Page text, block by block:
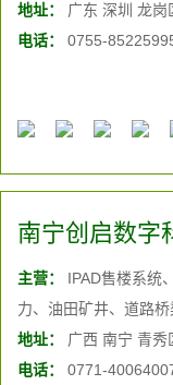
幕、互动触摸屏、
实、360度全息成像、
地址：
广东 深圳 龙
电话：
0755-
南宁创启数字
主营： IPAD售楼系统
力、油田矿井、道路
地址：
广西 南宁 青
电话：
0771-